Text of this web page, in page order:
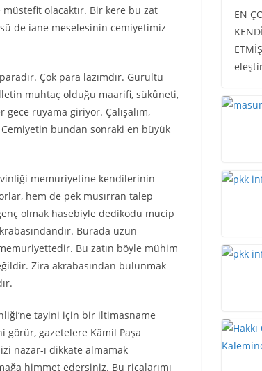
olacaktır. Bir kere bu zat
de iane meselesinin cemiyetimiz
Çok para lazımdır. Gürültü
muhtaç olduğu maarifi, sükûneti,
rüyama giriyor. Çalışalım,
bundan sonraki en büyük
memuriyetine kendilerinin
hem de pek musırran talep
olmak hasebiyle dedikodu mucip
Burada uzun
Bu zatın böyle mühim
Zira akrabasından bulunmak
tayini için bir iltimasname
görür, gazetelere Kâmil Paşa
nazar-ı dikkate almamak
himmet edersiniz. Bu ricalarımı
EN